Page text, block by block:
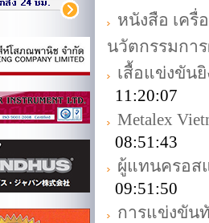
หนังสือ เครื่
นวัตกรรมกา
เสื้อแข่งขัน
11:20:07
Metalex
08:51:43
ผู้แทนครอส
09:51:50
การแข่งขัน